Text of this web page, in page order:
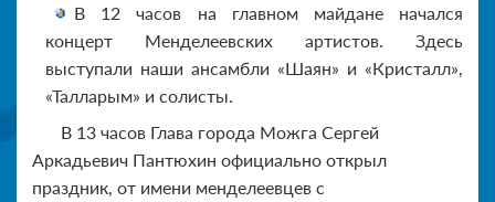
В 12 часов на главном майдане начался
концерт Менделеевских артистов. Здесь
выступали наши ансамбли «Шаян» и «Кристалл»,
«Талларым» и солисты.
В 13 часов Глава города Можга Сергей
Аркадьевич Пантюхин официально открыл
праздник, от имени менделеевцев с